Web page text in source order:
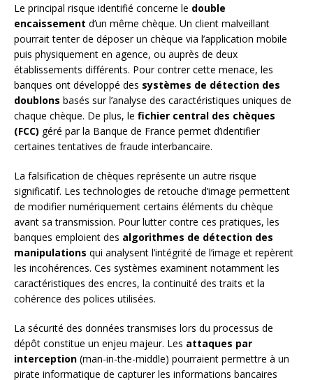
Le principal risque identifié concerne le double
encaissement d’un même chèque. Un client malveillant
pourrait tenter de déposer un chèque via l’application mobile
puis physiquement en agence, ou auprès de deux
établissements différents. Pour contrer cette menace, les
banques ont développé des systèmes de détection des
doublons basés sur l’analyse des caractéristiques uniques de
chaque chèque. De plus, le fichier central des chèques
(FCC) géré par la Banque de France permet d’identifier
certaines tentatives de fraude interbancaire.
La falsification de chèques représente un autre risque
significatif. Les technologies de retouche d’image permettent
de modifier numériquement certains éléments du chèque
avant sa transmission. Pour lutter contre ces pratiques, les
banques emploient des algorithmes de détection des
manipulations qui analysent l’intégrité de l’image et repèrent
les incohérences. Ces systèmes examinent notamment les
caractéristiques des encres, la continuité des traits et la
cohérence des polices utilisées.
La sécurité des données transmises lors du processus de
dépôt constitue un enjeu majeur. Les attaques par
interception (man-in-the-middle) pourraient permettre à un
pirate informatique de capturer les informations bancaires